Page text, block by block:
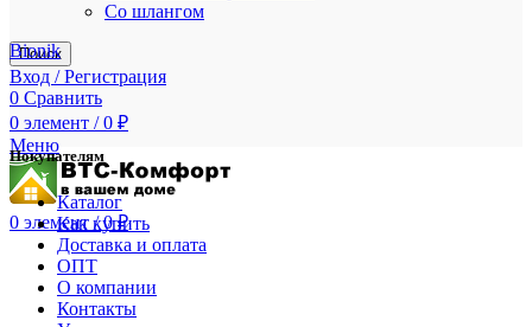
Со шлангом
Поиск
Вход / Регистрация
0 Сравнить
0 элемент / 0 ₽
Меню
0 элемент / 0₽
Bionik
Покупателям
Каталог
Как купить
Доставка и оплата
ОПТ
О компании
Контакты